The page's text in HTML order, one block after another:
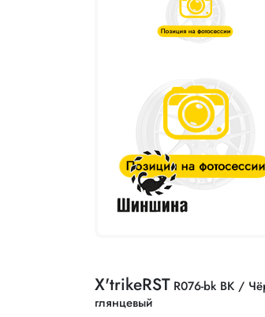
X'trikeRST R076-bk BK /
глянцевый